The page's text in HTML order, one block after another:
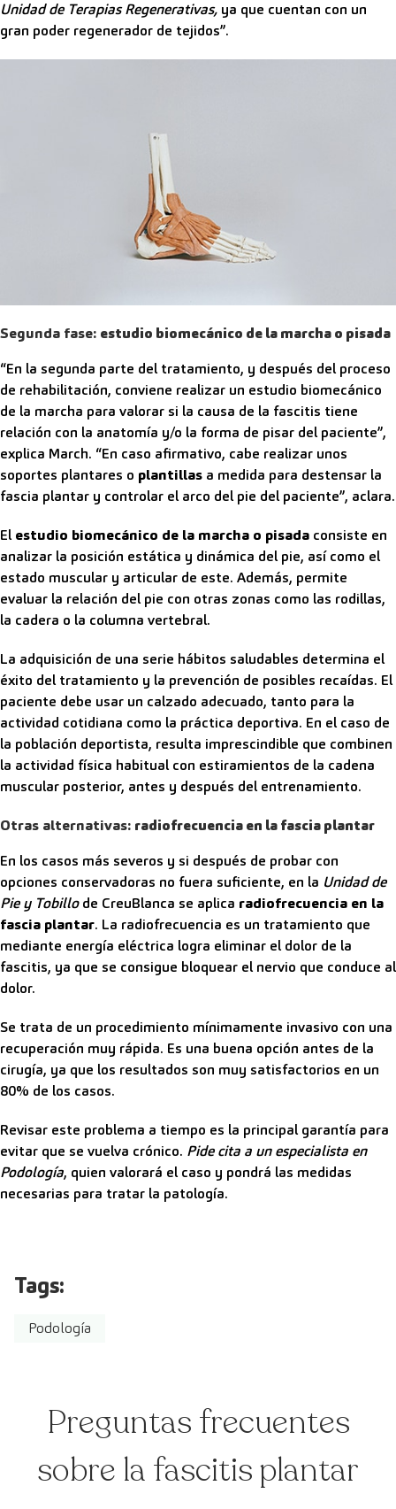
Unidad de Terapias Regenerativas, ya que cuentan con un
gran poder regenerador de tejidos”.
Segunda fase: estudio biomecánico de la marcha o pisada
“En la segunda parte del tratamiento, y después del proceso
de rehabilitación, conviene realizar un estudio biomecánico
de la marcha para valorar si la causa de la fascitis tiene
relación con la anatomía y/o la forma de pisar del paciente”,
explica March. “En caso afirmativo, cabe realizar unos
soportes plantares o plantillas a medida para destensar la
fascia plantar y controlar el arco del pie del paciente”, aclara.
Elestudio biomecánico de la marcha o pisada consiste en
analizar la posición estática y dinámica del pie, así como el
estado muscular y articular de este. Además, permite
evaluar la relación del pie con otras zonas como las rodillas,
la cadera o la columna vertebral.
La adquisición de una serie hábitos saludables determina el
éxito del tratamiento y la prevención de posibles recaídas. El
paciente debe usar un calzado adecuado, tanto para la
actividad cotidiana como la práctica deportiva. En el caso de
la población deportista, resulta imprescindible que combinen
la actividad física habitual con estiramientos de la cadena
muscular posterior, antes y después del entrenamiento.
Otras alternativas: radiofrecuencia en la fascia plantar
En los casos más severos y si después de probar con
opciones conservadoras no fuera suficiente, en la Unidad de
Pie y Tobillode CreuBlanca se aplica radiofrecuencia en la
fascia plantar. La radiofrecuencia es un tratamiento que
mediante energía eléctrica logra eliminar el dolor de la
fascitis, ya que se consigue bloquear el nervio que conduce al
dolor.
Se trata de un procedimiento mínimamente invasivo con una
recuperación muy rápida. Es una buena opción antes de la
cirugía, ya que los resultados son muy satisfactorios en un
80% de los casos.
Revisar este problema a tiempo es la principal garantía para
evitar que se vuelva crónico. Pide cita a un especialista en
Podología, quien valorará el caso y pondrá las medidas
necesarias para tratar la patología.
Tags:
Podología
Preguntas frecuentes
sobre la fascitis plantar